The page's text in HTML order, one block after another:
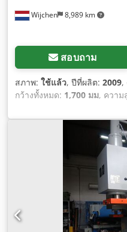
Wijchen 8,989 km
สอบถาม
สภาพ: ใช้แล้ว, ปีที่ผลิต: 2009,
กว้างทั้งหมด: 1,700 มม, ความ